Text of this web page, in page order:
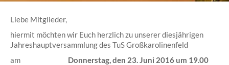
Liebe Mitglieder,
hiermit möchten wir Euch herzlich zu unserer diesjährigen
Jahreshauptversammlung des TuS Großkarolinenfeld
am Donnerstag, den 23. Juni 2016 um 19.00